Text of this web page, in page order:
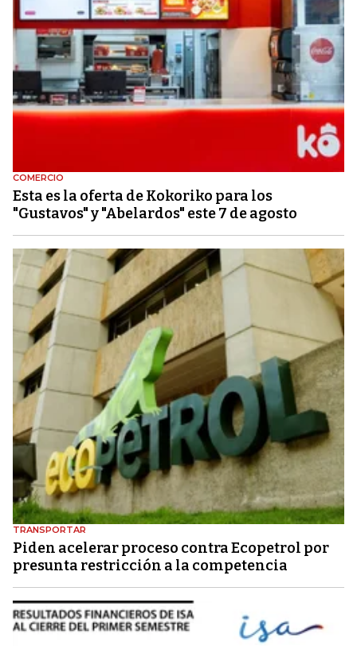
COMERCIO
Esta es la oferta de Kokoriko para los
"Gustavos" y "Abelardos" este 7 de agosto
TRANSPORTAR
Piden acelerar proceso contra Ecopetrol por
presunta restricción a la competencia